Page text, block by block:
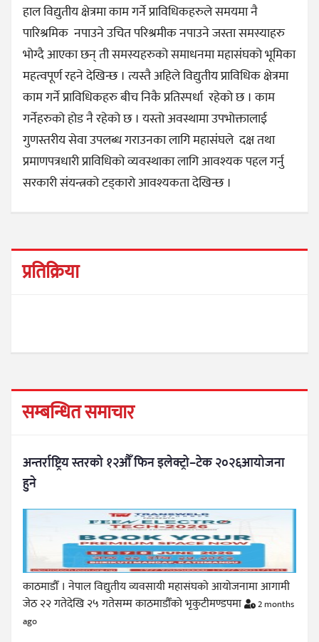
हाल विद्युतीय क्षेत्रमा काम गर्ने प्राविधिकहरुले समयमा नै
पारिश्रमिक नपाउने उचित परिश्रमीक नपाउने जस्ता समस्याहरु
भोग्दै आएका छन् ती समस्यहरुको समाधनमा महासंघको भूमिका
महत्वपूर्ण रहने देखिन्छ । त्यस्तै अहिले विद्युतीय प्राविधिक क्षेत्रमा
काम गर्ने प्राविधिकहरु बीच निकै प्रतिस्पर्धा रहेको छ । काम
गर्नेहरुको होड नै रहेको छ । यस्तो अवस्थामा उपभोक्तालाई
गुणस्तरीय सेवा उपलब्ध गराउनका लागि महासंघले दक्ष तथा
प्रमाणपत्रधारी प्राविधिको व्यवस्थाका लागि आवश्यक पहल गर्नु
सरकारी संयन्त्रको टड्कारो आवश्यकता देखिन्छ ।
प्रतिक्रिया
सम्बन्धित समाचार
अन्तर्राष्ट्रिय स्तरको १२औँ फिन इलेक्ट्रो–टेक २०२६आयोजना
हुने
काठमाडौँ । नेपाल विद्युतीय व्यवसायी महासंघको आयोजनामा आगामी
जेठ २२ गतेदेखि २५ गतेसम्म काठमाडौँको भृकुटीमण्डपमा
2 months
ago